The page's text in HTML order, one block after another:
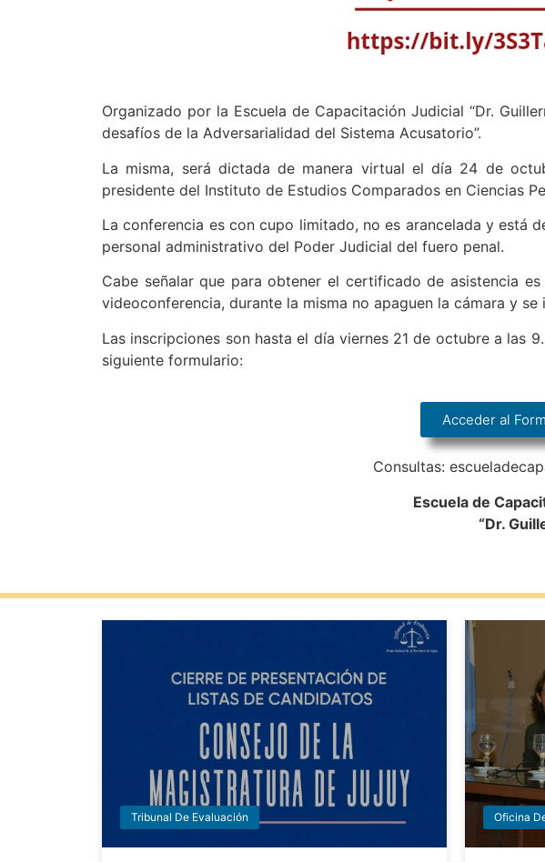
Organizado por la Escuela de Capacitación Judicial “Dr.
desafíos de la Adversarialidad del Sistema Acusatorio”.
La misma, será dictada de manera virtual el día 24 de
presidente del Instituto de Estudios Comparados en Ciencias
La conferencia es con cupo limitado, no es arancelada y está
personal administrativo del Poder Judicial del fuero penal.
Cabe señalar que para obtener el certificado de asistencia
videoconferencia, durante la misma no apaguen la cámara y
Las inscripciones son hasta el día viernes 21 de octubre a las
siguiente formulario:
Acceder al
Consultas:
Escuela de
“Dr.
Tribunal De Evaluación Oficina